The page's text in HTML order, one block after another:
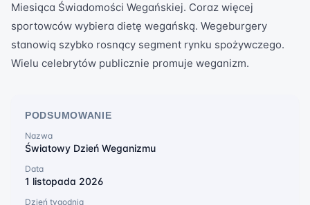
Miesiąca Świadomości Wegańskiej. Coraz więcej
sportowców wybiera dietę wegańską. Wegeburgery
stanowią szybko rosnący segment rynku spożywczego.
Wielu celebrytów publicznie promuje weganizm.
PODSUMOWANIE
Nazwa
Światowy Dzień Weganizmu
Data
1 listopada 2026
Dzień tygodnia